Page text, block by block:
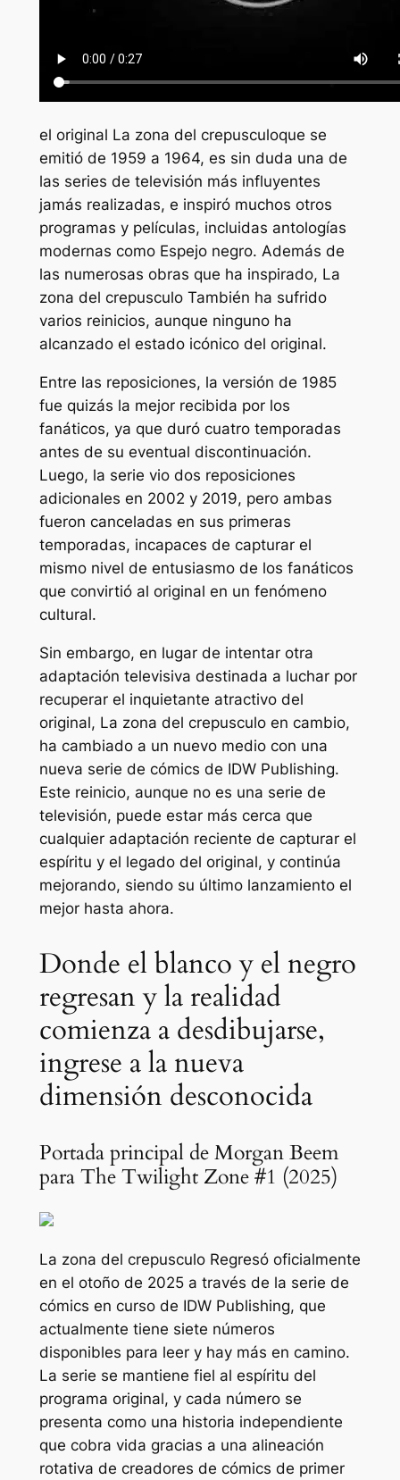
el original La zona del crepusculoque se
emitió de 1959 a 1964, es sin duda una de
las series de televisión más influyentes
jamás realizadas, e inspiró muchos otros
programas y películas, incluidas antologías
modernas como Espejo negro. Además de
las numerosas obras que ha inspirado, La
zona del crepusculoTambién ha sufrido
varios reinicios, aunque ninguno ha
alcanzado el estado icónico del original.
Entre las reposiciones, la versión de 1985
fue quizás la mejor recibida por los
fanáticos, ya que duró cuatro temporadas
antes de su eventual discontinuación.
Luego, la serie vio dos reposiciones
adicionales en 2002 y 2019, pero ambas
fueron canceladas en sus primeras
temporadas, incapaces de capturar el
mismo nivel de entusiasmo de los fanáticos
que convirtió al original en un fenómeno
cultural.
Sin embargo, en lugar de intentar otra
adaptación televisiva destinada a luchar por
recuperar el inquietante atractivo del
original, La zona del crepusculo en cambio,
ha cambiado a un nuevo medio con una
nueva serie de cómics de IDW Publishing.
Este reinicio, aunque no es una serie de
televisión, puede estar más cerca que
cualquier adaptación reciente de capturar el
espíritu y el legado del original, y continúa
mejorando, siendo su último lanzamiento el
mejor hasta ahora.
Donde el blanco y el negro
regresan y la realidad
comienza a desdibujarse,
ingrese a la nueva
dimensión desconocida
Portada principal de Morgan Beem
para The Twilight Zone #1 (2025)
La zona del crepusculoRegresó oficialmente
en el otoño de 2025 a través de la serie de
cómics en curso de IDW Publishing, que
actualmente tiene siete números
disponibles para leer y hay más en camino.
La serie se mantiene fiel al espíritu del
programa original, y cada número se
presenta como una historia independiente
que cobra vida gracias a una alineación
rotativa de creadores de cómics de primer